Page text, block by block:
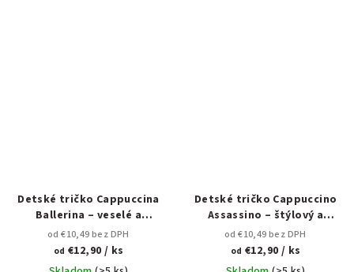
Detské tričko Cappuccina
Ballerina – veselé a
originálne 🌸✨
od €10,49 bez DPH
od €12,90 / ks
Detské tričko Cappuccino
Assassino – štýlový a
originálny motív ☕⚡
od €10,49 bez DPH
od €12,90 / ks